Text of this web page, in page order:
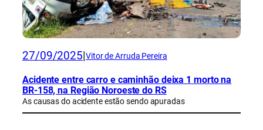
27/09/2025 Vitor de Arruda Pereira
Acidente entre carro e caminhão deixa 1 morto na
BR-158, na Região Noroeste do RS
As causas do acidente estão sendo apuradas